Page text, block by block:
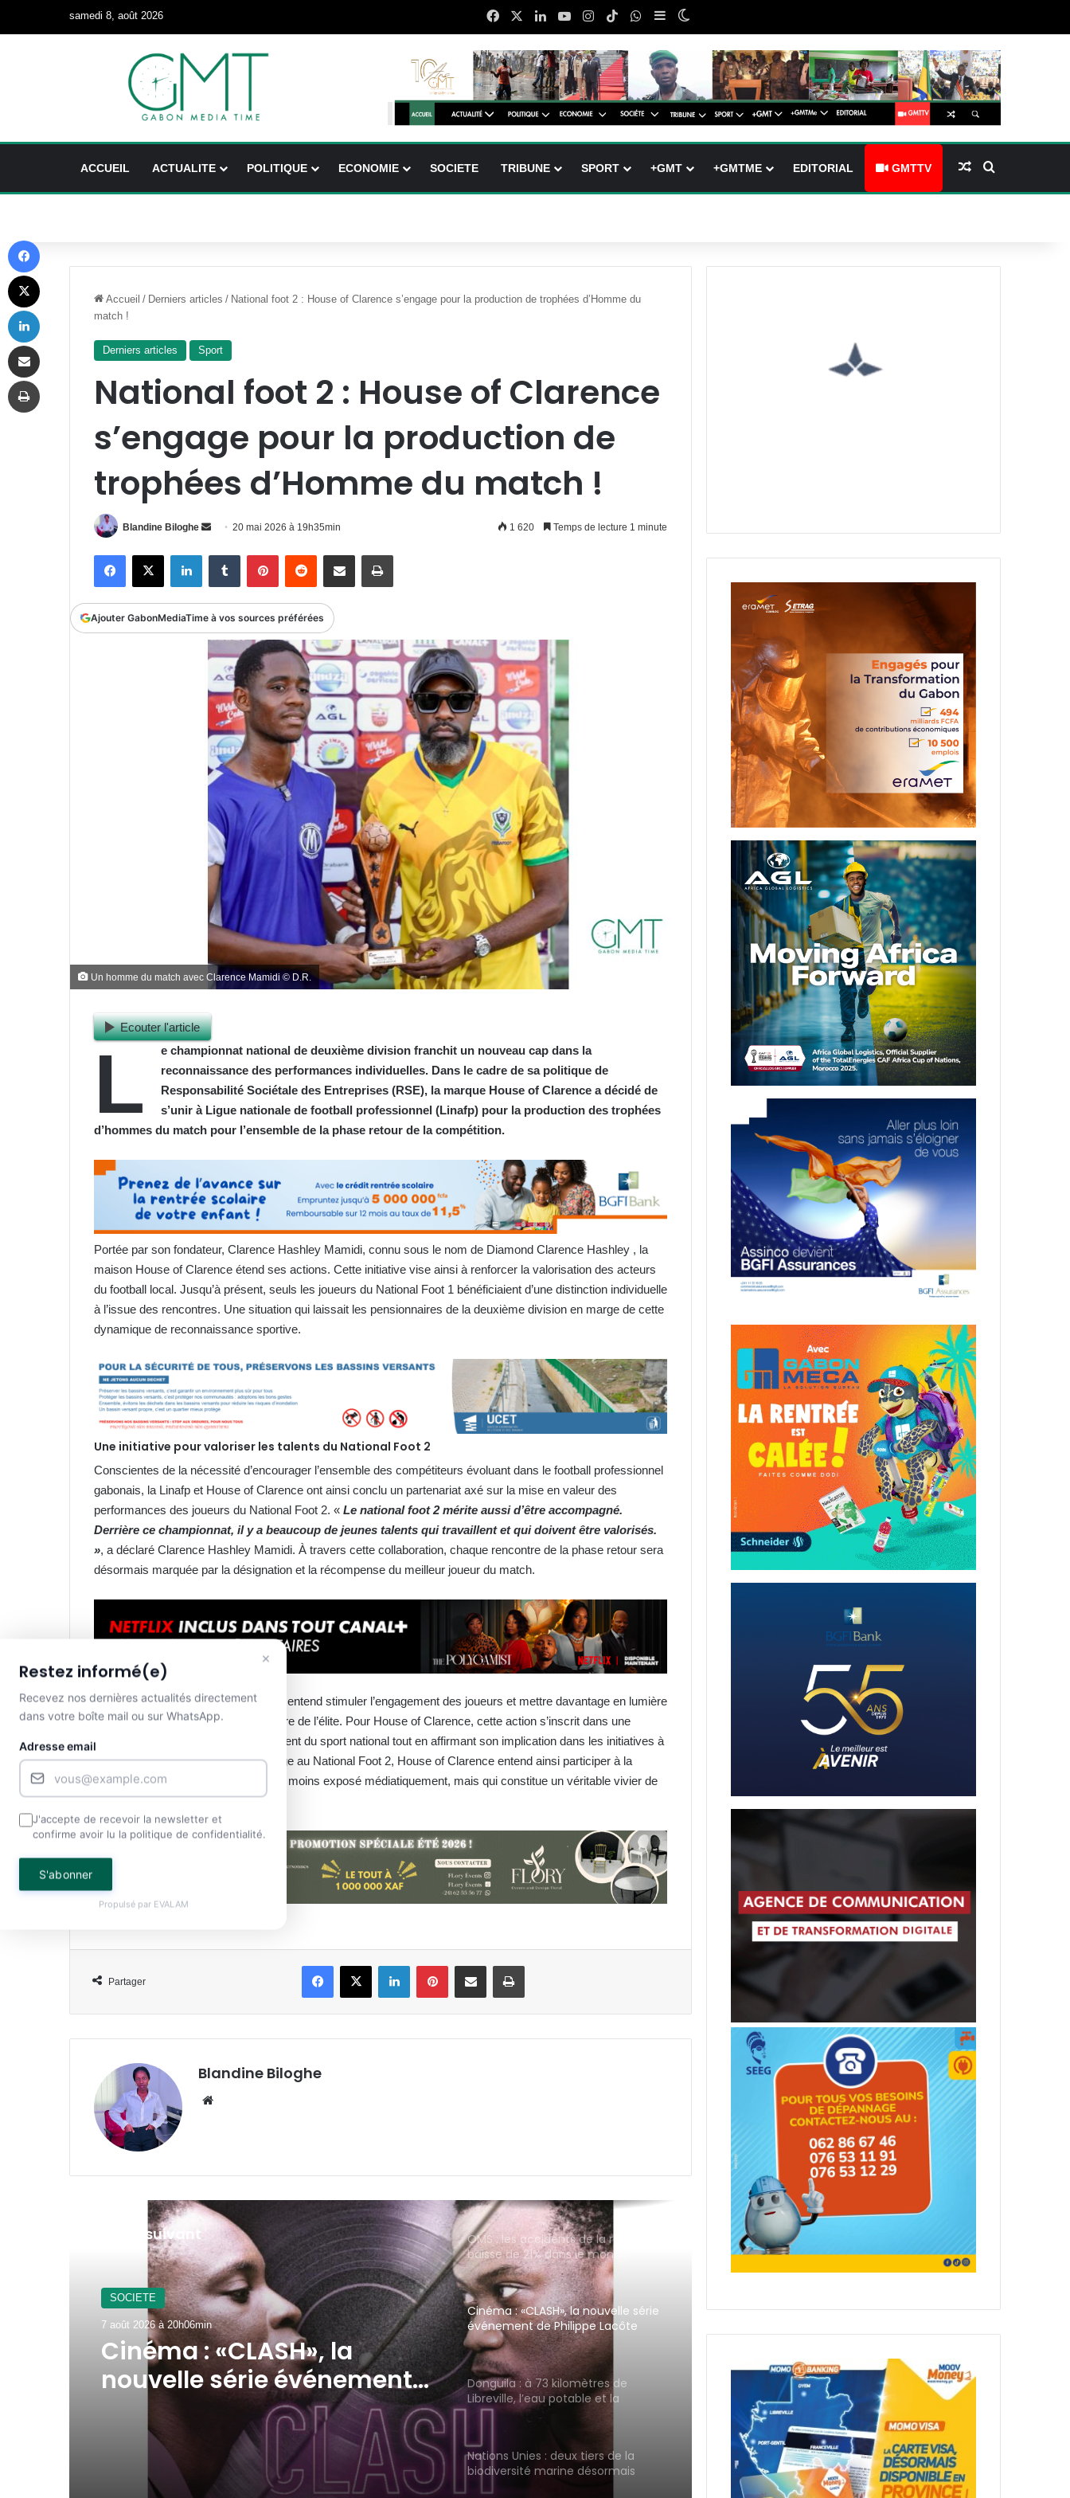
samedi 8, août 2026 FacebookLinkedinYouTubeInstagram
TikTokWhatsApp
Sidebar (barre latérale)
Switch skin
ACCUEIL ACTUALITE POLITIQUE ECONOMIE SOCIETE TRIBUNE SPORT +GMT +GMTME EDITORIAL GMTTV Article Aléatoire
Accueil / Derniers articles / National foot 2 : House of Clarence s’engage pour la production de trophées d’Homme du
match !
Derniers articles Sport
National foot 2 : House of Clarence
s’engage pour la production de
trophées d’Homme du match !
Blandine Biloghe
Envoyer
courriel
20 mai 2026 à 19h35min 1 620 Temps de lecture 1 minute
FacebookX LinkedinTumblr PinterestReddit Partager par email Imprimer
Ajouter GabonMediaTime à vos sources préférées
Un homme du match avec Clarence Mamidi © D.R.
Ecouter l'article
L
e championnat national de deuxième division franchit un nouveau cap dans la
reconnaissance des performances individuelles. Dans le cadre de sa politique de
Responsabilité Sociétale des Entreprises (RSE), la marque House of Clarence a décidé de
s’unir à Ligue nationale de football professionnel (Linafp) pour la production des trophées
d’hommes du match pour l’ensemble de la phase retour de la compétition.
Portée par son fondateur, Clarence Hashley Mamidi, connu sous le nom de Diamond Clarence Hashley , la
maison House of Clarence étend ses actions. Cette initiative vise ainsi à renforcer la valorisation des acteurs
du football local. Jusqu’à présent, seuls les joueurs du National Foot 1 bénéficiaient d’une distinction individuelle
à l’issue des rencontres. Une situation qui laissait les pensionnaires de la deuxième division en marge de cette
dynamique de reconnaissance sportive.
Une initiative pour valoriser les talents du National Foot 2
Conscientes de la nécessité d’encourager l’ensemble des compétiteurs évoluant dans le football professionnel
gabonais, la Linafp et House of Clarence ont ainsi conclu un partenariat axé sur la mise en valeur des
performances des joueurs du National Foot 2. « Le national foot 2 mérite aussi d’être accompagné.
Derrière ce championnat, il y a beaucoup de jeunes talents qui travaillent et qui doivent être valorisés.
», a déclaré Clarence Hashley Mamidi. À travers cette collaboration, chaque rencontre de la phase retour sera
désormais marquée par la désignation et la récompense du meilleur joueur du match.
Au-delà du symbole, cette distinction entend stimuler l’engagement des joueurs et mettre davantage en lumière
les talents évoluant dans l’antichambre de l’élite. Pour House of Clarence, cette action s’inscrit dans une
volonté de contribuer au développement du sport national tout en affirmant son implication dans les initiatives à
impact social. En associant son image au National Foot 2, House of Clarence entend ainsi participer à la
promotion d’un championnat souvent moins exposé médiatiquement, mais qui constitue un véritable vivier de
talents pour le football gabonais.
Partager
FacebookX LinkedinPinterestPartager par email Imprimer
Blandine Biloghe
Lire le suivant
Derniers articles
7 août 2026 à 18h51min
Donguila : à 73 kilomètres
de Libreville, l’eau potable
et la télévision nationale
toujours hors de portée
paludisme originaire d’Asie
Hôpital de la Coopération Sino-
Gabonaise : dialogue engagé après
un mouvement d’humeur du
Ebola : contamination record avec
plus de 3000 cas confirmés en RDC
signalisation au coeur des travaux
Cinéma : «CLASH», la nouvelle série
événement de Philippe Lacôte
arrive sur CANAL+
Donguila : à 73 kilomètres de
Libreville, l’eau potable et la
télévision nationale toujours hors
de portée
Nations Unies : deux tiers de la
biodiversité marine désormais
protégée
Sécurité aérienne : Akanda au
cœur d’un projet aéronautique
×
Restez informé(e)
Recevez nos dernières actualités directement
dans votre boîte mail ou sur WhatsApp.
Adresse email
J'accepte de recevoir la newsletter et
confirme avoir lu la politique de confidentialité.
S'abonner
Propulsé par EVALAM